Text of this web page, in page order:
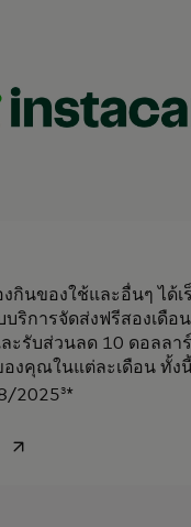
กินของใช้และอื่นๆ ได้เ
บริการจัดส่งฟรีสองเดือ
ะรับส่วนลด 10 ดอลลา
งคุณในแต่ละเดือน ทั้ง
2025 3*
opens in a new tab